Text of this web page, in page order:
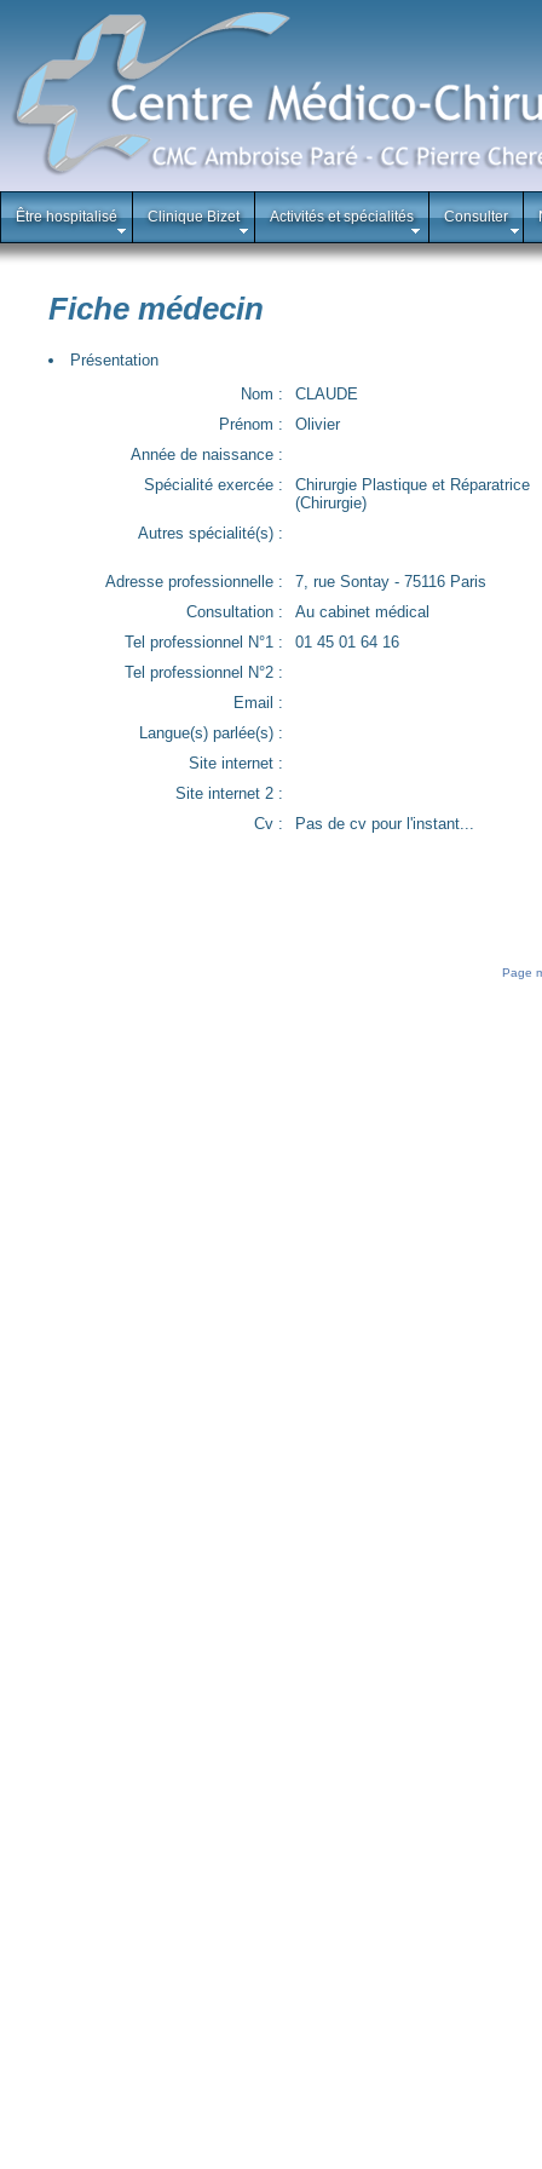
Être hospitalisé Clinique Bizet Activités et spécialités Consulter
Fiche médecin
Présentation
Nom :
CLAUDE
Prénom :
Olivier
Année de naissance :
Spécialité exercée :
Chirurgie Plastique et Réparatrice
(Chirurgie)
Autres spécialité(s) :
Adresse professionnelle :
7, rue Sontay - 75116 Paris
Consultation :
Au cabinet médical
Tel professionnel N°1 :
01 45 01 64 16
Tel professionnel N°2 :
Email :
Langue(s) parlée(s) :
Site internet :
Site internet 2 :
Cv :
Pas de cv pour l'instant...
Page